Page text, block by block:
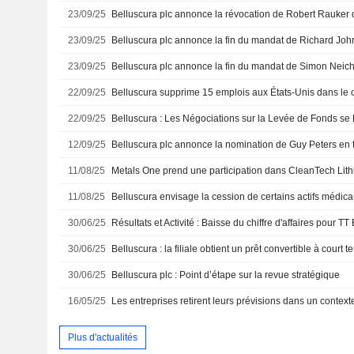
23/09/25
23/09/25
23/09/25
22/09/25
22/09/25
12/09/25
11/08/25 Metals One prend une participation dans CleanTech
11/08/25
30/06/25
30/06/25 Belluscura : la filiale obtient un prêt convertible à court
30/06/25 Belluscura plc : Point d’étape sur la revue stratégique
16/05/25
Plus d'actualités